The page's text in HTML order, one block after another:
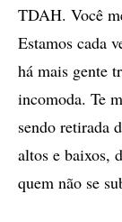
TDAH. Você
Estamos cada
há mais gente
incomoda. Te
sendo retirada
altos e baixos,
quem não se